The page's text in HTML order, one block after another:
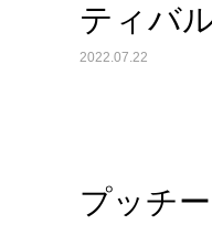
ティバ
2022.07.22
プッチ